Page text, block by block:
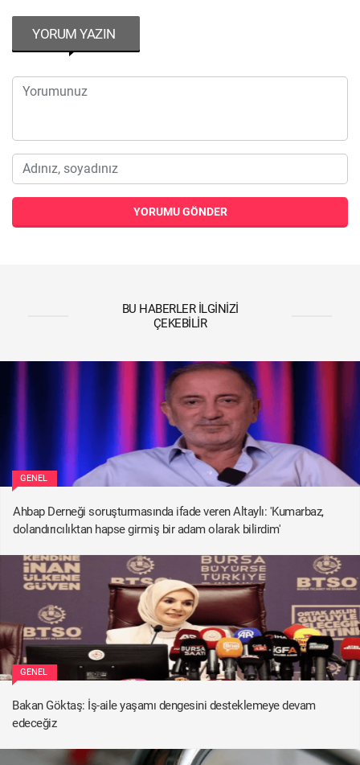
YORUM YAZIN
YORUMU GÖNDER
BU HABERLER İLGINIZI
ÇEKEBILIR
GENEL
Ahbap Derneği soruşturmasında ifade veren Altaylı: 'Kumarbaz,
dolandırıcılıktan hapse girmiş bir adam olarak bilirdim'
GENEL
Bakan Göktaş: İş-aile yaşamı dengesini desteklemeye devam
edeceğiz